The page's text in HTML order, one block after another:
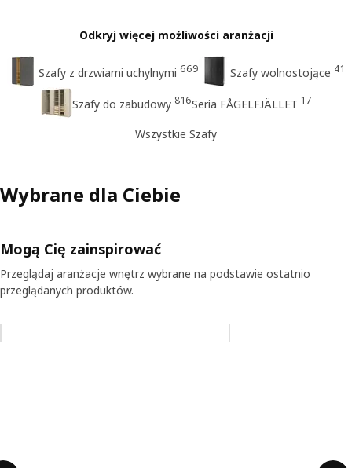
Odkryj więcej możliwości aranżacji
Szafy z drzwiami uchylnymi 669 Szafy wolnostojące 41
Szafy do zabudowy 816Seria FÅGELFJÄLLET 17
Wszystkie Szafy
Wybrane dla Ciebie
Mogą Cię zainspirować
Przeglądaj aranżacje wnętrz wybrane na podstawie ostatnio
przeglądanych produktów.